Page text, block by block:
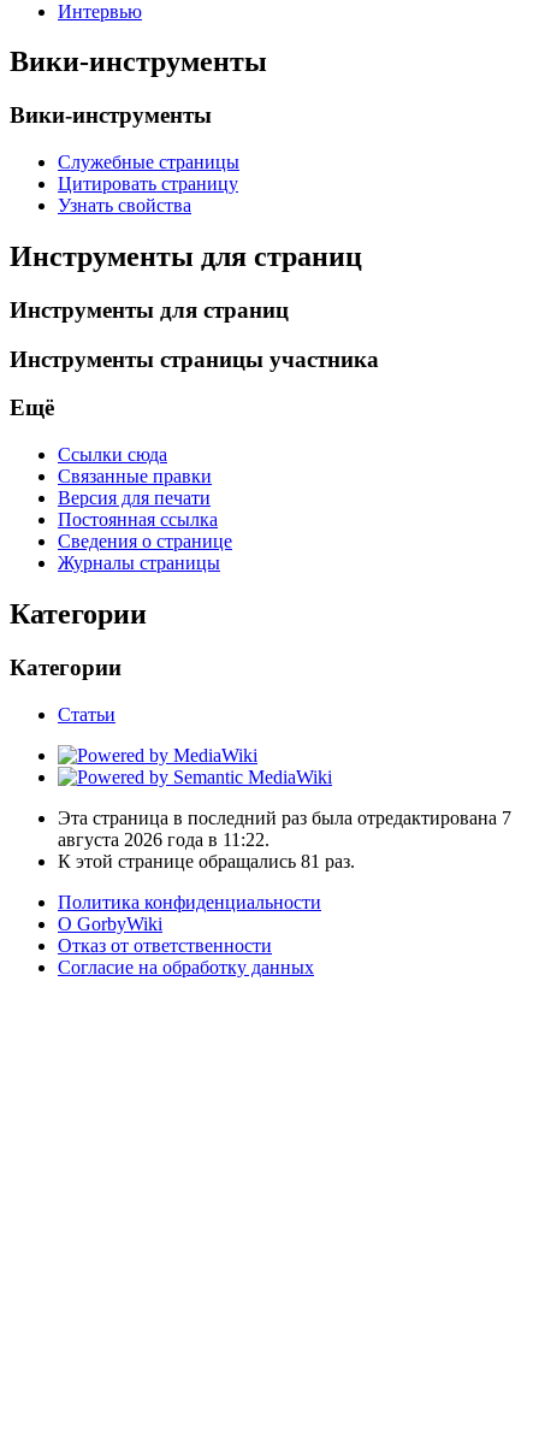
Интервью
Вики-инструменты
Вики-инструменты
Служебные страницы
Цитировать страницу
Узнать свойства
Инструменты для страниц
Инструменты для страниц
Инструменты страницы участника
Ещё
Ссылки сюда
Связанные правки
Версия для печати
Постоянная ссылка
Сведения о странице
Журналы страницы
Категории
Категории
Статьи
Эта страница в последний раз была отредактирована 7
августа 2026 года в 11:22.
К этой странице обращались 81 раз.
Политика конфиденциальности
О GorbyWiki
Отказ от ответственности
Согласие на обработку данных